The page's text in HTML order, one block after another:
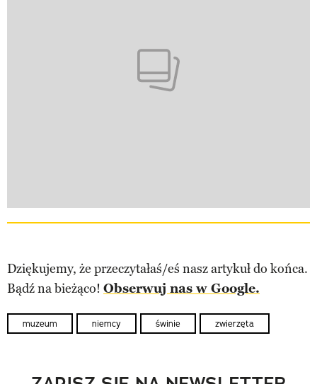
Dziękujemy, że przeczytałaś/eś nasz artykuł do końca.
Bądź na bieżąco! Obserwuj nas w Google.
muzeum niemcy świnie zwierzęta